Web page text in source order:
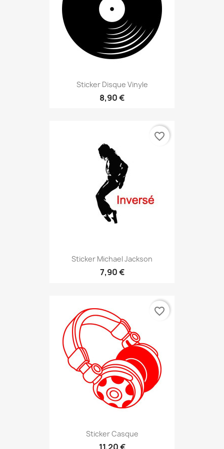
Sticker Disque Vinyle
8,90 €
Sticker Michael Jackson
7,90 €
favorite_border
Sticker Casque
favorite_border